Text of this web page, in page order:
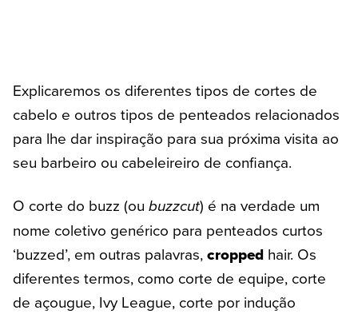
Explicaremos os diferentes tipos de cortes de
cabelo e outros tipos de penteados relacionados
para lhe dar inspiração para sua próxima visita ao
seu barbeiro ou cabeleireiro de confiança.
O corte do buzz (ou buzzcut) é na verdade um
nome coletivo genérico para penteados curtos
‘buzzed’, em outras palavras,cropped hair. Os
diferentes termos, como corte de equipe, corte
de açougue, Ivy League, corte por indução